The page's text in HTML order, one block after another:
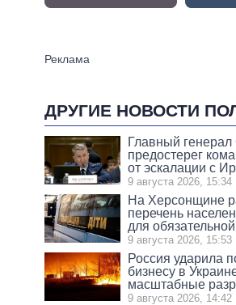
ДРУГИЕ НОВОСТИ
Главный
предостерег
от эскалации с
9 августа 2026, 15:34
На Херсонщине
перечень
для
9 августа 2026, 15:53
Россия ударила
бизнесу в
масштабные
9 августа 2026, 14:42